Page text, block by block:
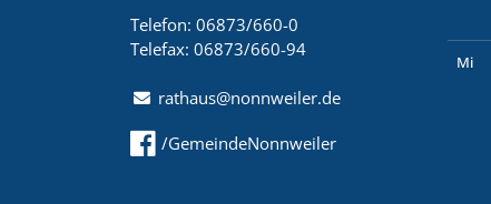
Telefon: 06873/660-0
Telefax: 06873/660-94
rathaus@nonnweiler.de
/GemeindeNonnweiler
Mi